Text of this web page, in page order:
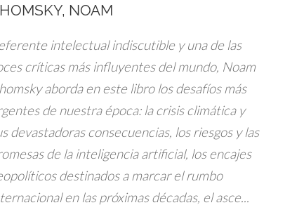
NOAM
intelectual indiscutible y una de las
críticas más influyentes del mundo, Noam
aborda en este libro los desafíos más
de nuestra época: la crisis climática y
devastadoras consecuencias, los riesgos y las
de la inteligencia artificial, los encajes
destinados a marcar el rumbo
en las próximas décadas, el asce...